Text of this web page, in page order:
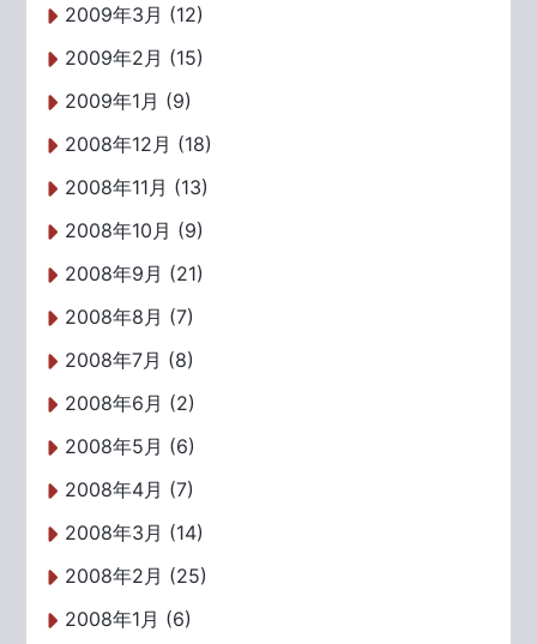
2009年3月 (12)
2009年2月 (15)
2009年1月 (9)
2008年12月 (18)
2008年11月 (13)
2008年10月 (9)
2008年9月 (21)
2008年8月 (7)
2008年7月 (8)
2008年6月 (2)
2008年5月 (6)
2008年4月 (7)
2008年3月 (14)
2008年2月 (25)
2008年1月 (6)